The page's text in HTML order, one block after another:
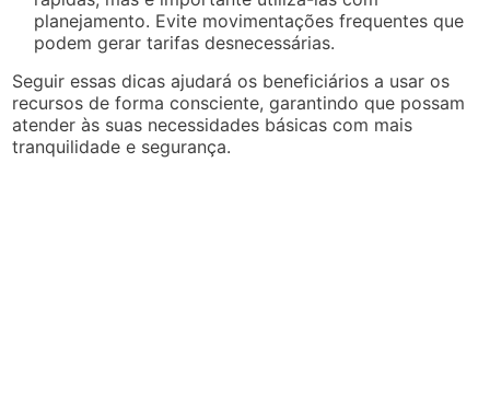
planejamento. Evite movimentações frequentes que
podem gerar tarifas desnecessárias.
Seguir essas dicas ajudará os beneficiários a usar os
recursos de forma consciente, garantindo que possam
atender às suas necessidades básicas com mais
tranquilidade e segurança.